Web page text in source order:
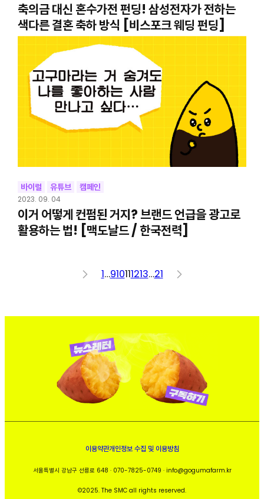
축의금 대신 혼수가전 펀딩! 삼성전자가 전하는
색다른 결혼 축하 방식 [비스포크 웨딩 펀딩]
바이럴 유튜브 캠페인
2023. 09. 04
이거 어떻게 컨펌된 거지? 브랜드 언급을 광고로
활용하는 법! [맥도날드 / 한국전력]
< 1…910111213…21 >
이용약관개인정보 수집 및 이용방침
서울특별시 강남구 선릉로 648 · 070-7825-0749 · info@gogumafarm.kr
©2025. The SMC all rights reserved.